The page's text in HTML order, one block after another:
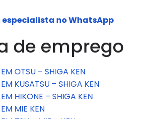
especialista no WhatsApp
de emprego
OTSU – SHIGA KEN
KUSATSU – SHIGA KEN
HIKONE – SHIGA KEN
MIE KEN